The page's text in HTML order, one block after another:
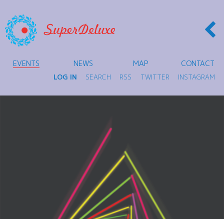
EVENTS NEWS MAP CONTACT
LOG IN SEARCH RSS TWITTER INSTAGRAM